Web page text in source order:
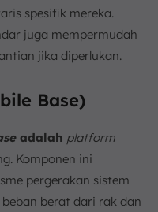
spesifik mereka.
juga mempermudah
jika diperlukan.
Base)
adalah platform
Komponen ini
pergerakan sistem
berat dari rak dan